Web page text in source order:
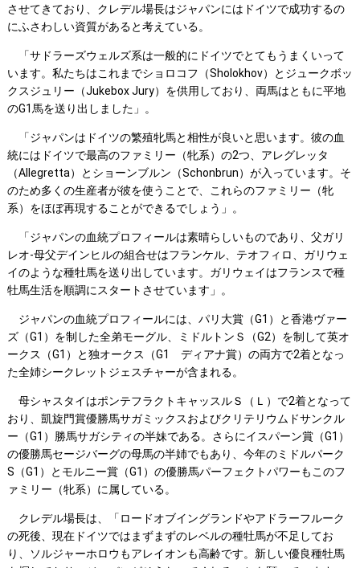
させてきており、クレデル場長はジャパンにはドイツで成功するの
にふさわしい資質があると考えている。
「サドラーズウェルズ系は一般的にドイツでとてもうまくいって
います。私たちはこれまでショロコフ（Sholokhov）とジュークボッ
クスジュリー（Jukebox Jury）を供用しており、両馬はともに平地
のG1馬を送り出しました」。
「ジャパンはドイツの繁殖牝馬と相性が良いと思います。彼の血
統にはドイツで最高のファミリー（牝系）の2つ、アレグレッタ
（Allegretta）とショーンブルン（Schonbrun）が入っています。そ
のため多くの生産者が彼を使うことで、これらのファミリー（牝
系）をほぼ再現することができるでしょう」。
「ジャパンの血統プロフィールは素晴らしいものであり、父ガリ
レオ-母父デインヒルの組合せはフランケル、テオフィロ、ガリウェ
イのような種牡馬を送り出しています。ガリウェイはフランスで種
牡馬生活を順調にスタートさせています」。
ジャパンの血統プロフィールには、パリ大賞（G1）と香港ヴァー
ズ（G1）を制した全弟モーグル、ミドルトンＳ（G2）を制して英オ
ークス（G1）と独オークス（G1 ディアナ賞）の両方で2着となっ
た全姉シークレットジェスチャーが含まれる。
母シャスタイはポンテフラクトキャッスルＳ（Ｌ）で2着となって
おり、凱旋門賞優勝馬サガミックスおよびクリテリウムドサンクル
ー（G1）勝馬サガシティの半妹である。さらにイスパーン賞（G1）
の優勝馬セージバーグの母馬の半姉でもあり、今年のミドルパーク
S（G1）とモルニー賞（G1）の優勝馬パーフェクトパワーもこのフ
ァミリー（牝系）に属している。
クレデル場長は、「ロードオブイングランドやアドラーフルーク
の死後、現在ドイツではまずまずのレベルの種牡馬が不足してお
り、ソルジャーホロウもアレイオンも高齢です。新しい優良種牡馬